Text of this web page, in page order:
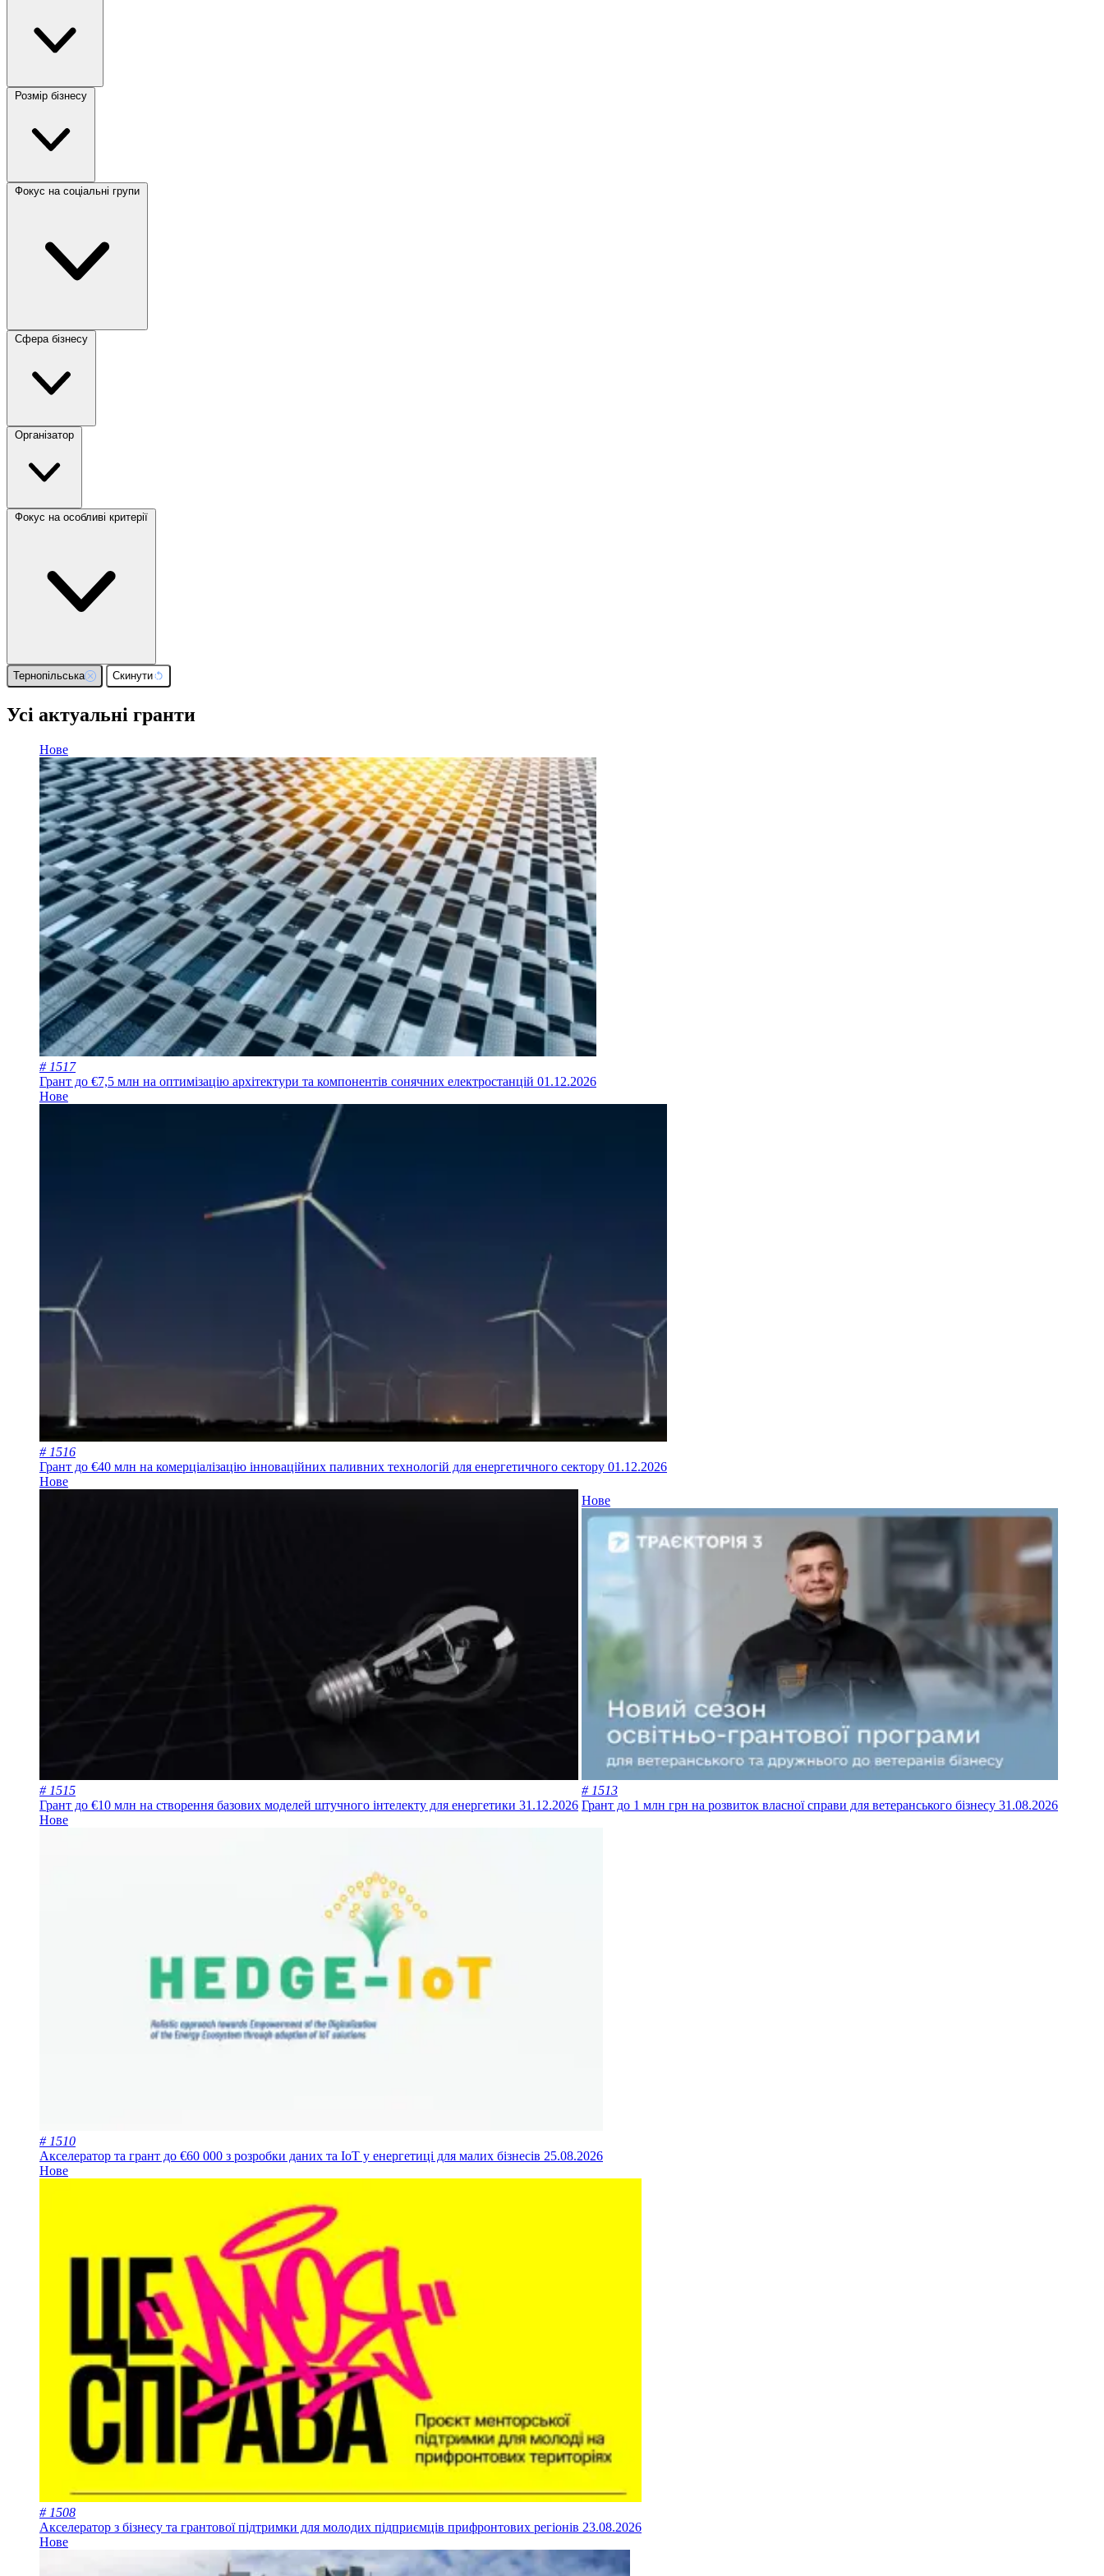
Розмір бізнесу
Фокус на соціальні групи
Сфера бізнесу
Організатор
Фокус на особливі критерії
Тернопільська Скинути
Усі актуальні гранти
Нове
# 1517
Грант до €7,5 млн на оптимізацію архітектури та компонентів сонячних електростанцій 01.12.2026
Нове
# 1516
Грант до €40 млн на комерціалізацію інноваційних паливних технологій для енергетичного сектору 01.12.2026
Нове
# 1515
Грант до €10 млн на створення базових моделей штучного інтелекту для енергетики 31.12.2026
Нове
# 1513
Грант до 1 млн грн на розвиток власної справи для ветеранського бізнесу 31.08.2026
Нове
# 1510
Акселератор та грант до €60 000 з розробки даних та IoT у енергетиці для малих бізнесів 25.08.2026
Нове
# 1508
Акселератор з бізнесу та грантової підтримки для молодих підприємців прифронтових регіонів 23.08.2026
Нове